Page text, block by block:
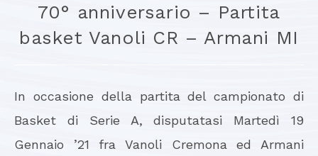
70° anniversario – Partita
basket Vanoli CR – Armani MI
In occasione della partita del campionato di
Basket di Serie A, disputatasi Martedì 19
Gennaio ’21 fra Vanoli Cremona ed Armani